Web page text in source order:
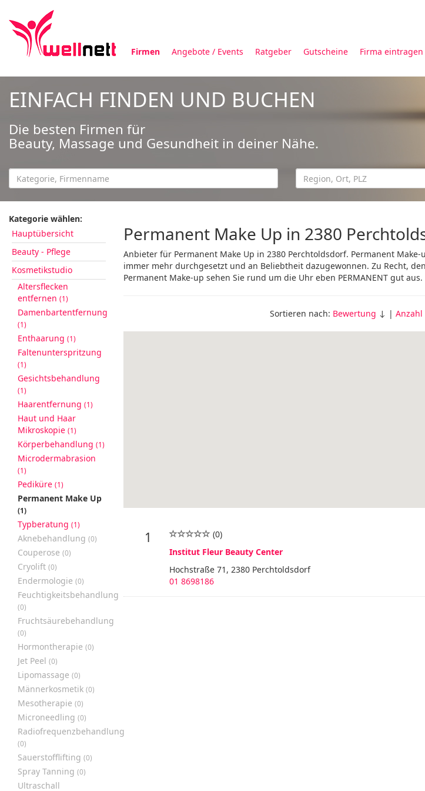
Firmen Angebote / Events Ratgeber Gutscheine Firma eintragen
EINFACH FINDEN UND BUCHEN
Die besten Firmen für
Beauty, Massage und Gesundheit in deiner Nähe.
Kategorie wählen:
Hauptübersicht
Beauty - Pflege
Kosmetikstudio
Altersflecken
entfernen (1)
Damenbartentfernung
(1)
Enthaarung (1)
Faltenunterspritzung
(1)
Gesichtsbehandlung
(1)
Haarentfernung (1)
Haut und Haar
Mikroskopie (1)
Körperbehandlung (1)
Microdermabrasion
(1)
Pediküre (1)
Permanent Make Up
(1)
Typberatung (1)
Aknebehandlung (0)
Couperose (0)
Cryolift (0)
Endermologie (0)
Feuchtigkeitsbehandlung
(0)
Fruchtsäurebehandlung
(0)
Hormontherapie (0)
Jet Peel (0)
Lipomassage (0)
Männerkosmetik (0)
Mesotherapie (0)
Microneedling (0)
Radiofrequenzbehandlung
(0)
Sauerstofflifting (0)
Spray Tanning (0)
Ultraschall
Permanent Make Up in 2380
Anbieter für Permanent Make Up in 2380 Perchtoldsdorf. Permanent
immer mehr durchgesetzt und an Beliebtheit dazugewonnen. Zu Recht,
Permanent Make-up sehen Sie rund um die Uhr eben PERMANENT gut aus.
Sortieren nach: Bewertung ↓ |
1
(0)
Institut Fleur Beauty Center
Hochstraße 71, 2380 Perchtoldsdorf
01 8698186